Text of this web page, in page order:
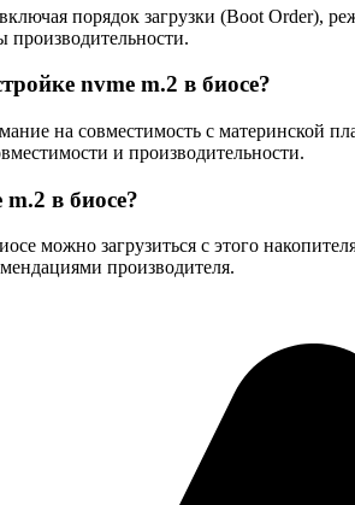
порядок загрузки (Boot
производительности.
nvme m.2 в биосе?
на совместимость с материнской
и производительности.
в биосе?
можно загрузиться с этого
производителя.